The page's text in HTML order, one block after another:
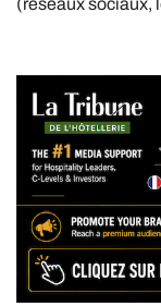
(réseaux sociaux,